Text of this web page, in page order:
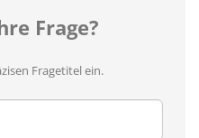
Frage?
Fragetitel ein.